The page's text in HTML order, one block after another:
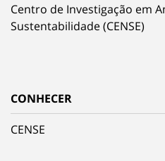
Centro de Investigação em
Sustentabilidade (CENSE)
CONHECER
CENSE